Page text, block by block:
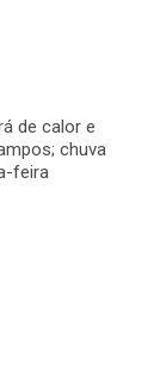
de calor e
chuva
feira